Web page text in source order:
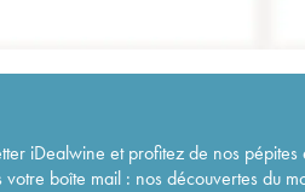
iDealwine et profitez de nos
boîte mail : nos découvertes du